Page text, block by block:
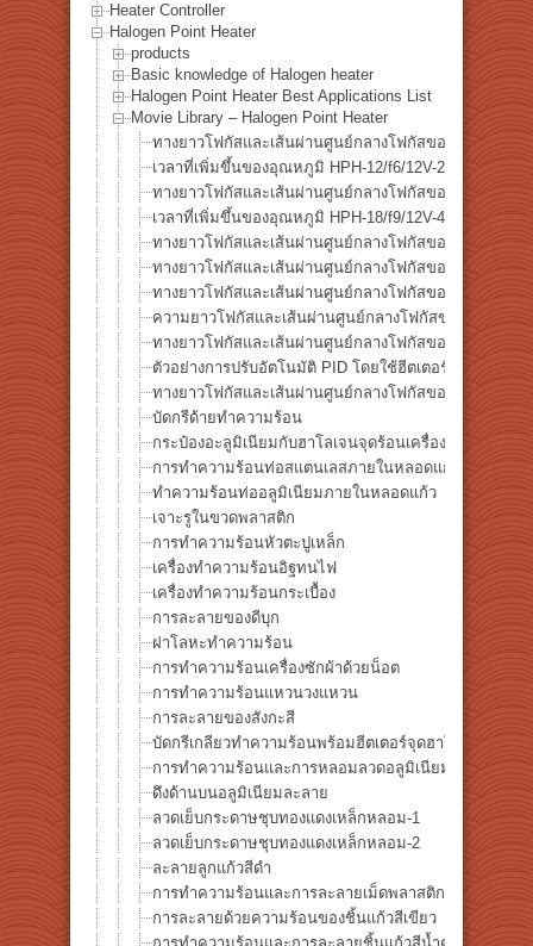
Heater Controller
Halogen Point Heater
products
Basic knowledge of Halogen heater
Halogen Point Heater Best Applications List
Movie Library – Halogen Point Heater
ทางยาวโฟกัสและเส้นผ่านศูนย์กลางโฟกัสของ HPH-12
เวลาที่เพิ่มขึ้นของอุณหภูมิ HPH-12/f6/12V-20W
ทางยาวโฟกัสและเส้นผ่านศูนย์กลางโฟกัสของ HPH-18
เวลาที่เพิ่มขึ้นของอุณหภูมิ HPH-18/f9/12V-40W
ทางยาวโฟกัสและเส้นผ่านศูนย์กลางโฟกัสของ HPH-35
ทางยาวโฟกัสและเส้นผ่านศูนย์กลางโฟกัสของ HPH-60/
ทางยาวโฟกัสและเส้นผ่านศูนย์กลางโฟกัสของ HPH-60/
ความยาวโฟกัสและเส้นผ่านศูนย์กลางโฟกัสของฮีตเตอร์จุ
ทางยาวโฟกัสและเส้นผ่านศูนย์กลางโฟกัสของ HPH-120/
ตัวอย่างการปรับอัตโนมัติ PID โดยใช้ฮีตเตอร์จุดฮาโลเจน
ทางยาวโฟกัสและเส้นผ่านศูนย์กลางโฟกัสของ HPH-
บัดกรีด้ายทำความร้อน
กระป๋องอะลูมิเนียมกับฮาโลเจนจุดร้อนเครื่องทำความร้อน
การทำความร้อนท่อสแตนเลสภายในหลอดแก้ว
ทำความร้อนท่ออลูมิเนียมภายในหลอดแก้ว
เจาะรูในขวดพลาสติก
การทำความร้อนหัวตะปูเหล็ก
เครื่องทำความร้อนอิฐทนไฟ
เครื่องทำความร้อนกระเบื้อง
การละลายของดีบุก
ฝาโลหะทำความร้อน
การทำความร้อนเครื่องซักผ้าด้วยน็อต
การทำความร้อนแหวนวงแหวน
การละลายของสังกะสี
บัดกรีเกลียวทำความร้อนพร้อมฮีตเตอร์จุดฮาโลเจน HPH-
การทำความร้อนและการหลอมลวดอลูมิเนียม
ดึงด้านบนอลูมิเนียมละลาย
ลวดเย็บกระดาษชุบทองแดงเหล็กหลอม-1
ลวดเย็บกระดาษชุบทองแดงเหล็กหลอม-2
ละลายลูกแก้วสีดำ
การทำความร้อนและการละลายเม็ดพลาสติกโพลีสไตรีน
การละลายด้วยความร้อนของชิ้นแก้วสีเขียว